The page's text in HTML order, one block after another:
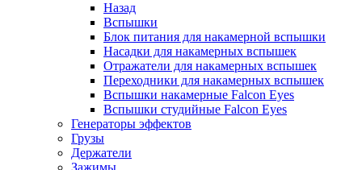
Назад
Вспышки
Блок питания для накамерной вспышки
Насадки для накамерных вспышек
Отражатели для накамерных вспышек
Переходники для накамерных вспышек
Вспышки накамерные Falcon Eyes
Вспышки студийные Falcon Eyes
Генераторы эффектов
Грузы
Держатели
Зажимы